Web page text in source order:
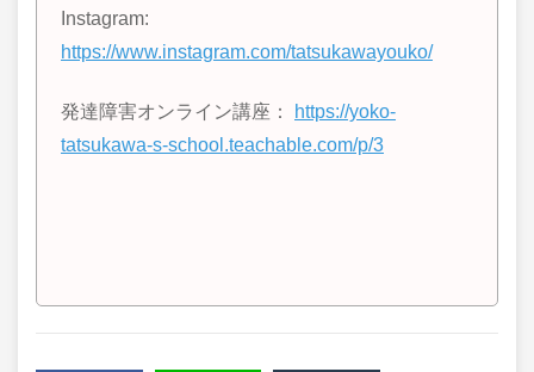
Instagram:
https://www.instagram.com/tatsukawayouko/
発達障害オンライン講座：
https://yoko-
tatsukawa-s-school.teachable.com/p/3